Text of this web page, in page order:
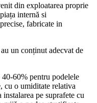
din exploatarea proprie
internă si
fabricate in
un conținut adecvat de
60% pentru podelele
cu o umiditate relativa
pe suprafete cu